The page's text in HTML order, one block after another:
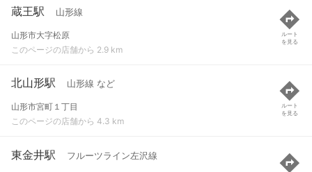
蔵王駅 山形線
山形市大字松原
このページの店舗から 2.9 km
ルート
を見る
北山形駅 山形線 など
山形市宮町１丁目
このページの店舗から 4.3 km
ルート
を見る
東金井駅 フルーツライン左沢線